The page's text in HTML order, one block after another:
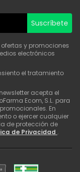
Suscríbete
ofertas y promociones
electrónicos
el tratamiento
acepta el
Ecom, S.L. para
En
o ejercer cualquier
de protección de
de Privacidad .